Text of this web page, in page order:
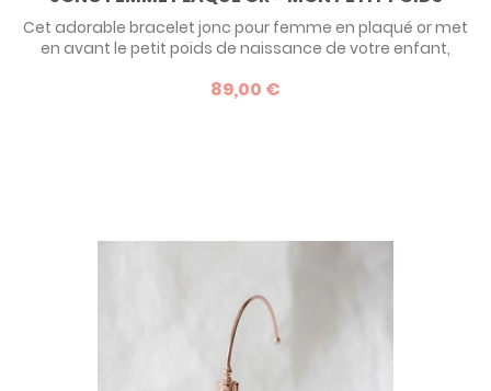
Cet adorable bracelet jonc pour femme en plaqué or met
en avant le petit poids de naissance de votre enfant,
original pour une maman, qu’elle ne quittera plus ! Un
89,00 €